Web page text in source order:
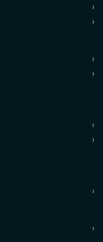
›
›
›
›
›
›
›
›